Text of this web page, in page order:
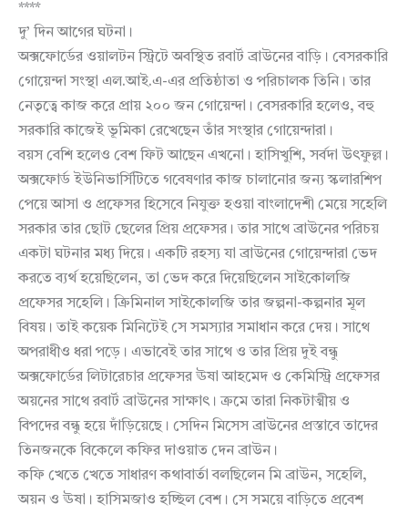
****
দু’ দিন আগের ঘটনা।
অক্সফোর্ডের ওয়ালটন স্ট্রিটে অবস্থিত রবার্ট ব্রাউনের বাড়ি। বেসরকারি
গোয়েন্দা সংস্থা এল.আই.এ-এর প্রতিষ্ঠাতা ও পরিচালক তিনি। তার
নেতৃত্বে কাজ করে প্রায় ২০০ জন গোয়েন্দা। বেসরকারি হলেও, বহু
সরকারি কাজেই ভূমিকা রেখেছেন তাঁর সংস্থার গোয়েন্দারা।
বয়স বেশি হলেও বেশ ফিট আছেন এখনো। হাসিখুশি, সর্বদা উৎফুল্ল।
অক্সফোর্ড ইউনিভার্সিটিতে গবেষণার কাজ চালানোর জন্য স্কলারশিপ
পেয়ে আসা ও প্রফেসর হিসেবে নিযুক্ত হওয়া বাংলাদেশী মেয়ে সহেলি
সরকার তার ছোট ছেলের প্রিয় প্রফেসর। তার সাথে ব্রাউনের পরিচয়
একটা ঘটনার মধ্য দিয়ে। একটি রহস্য যা ব্রাউনের গোয়েন্দারা ভেদ
করতে ব্যর্থ হয়েছিলেন, তা ভেদ করে দিয়েছিলেন সাইকোলজি
প্রফেসর সহেলি। ক্রিমিনাল সাইকোলজি তার জল্পনা-কল্পনার মূল
বিষয়। তাই কয়েক মিনিটেই সে সমস্যার সমাধান করে দেয়। সাথে
অপরাধীও ধরা পড়ে। এভাবেই তার সাথে ও তার প্রিয় দুই বন্ধু
অক্সফোর্ডের লিটারেচার প্রফেসর ঊষা আহমেদ ও কেমিস্ট্রি প্রফেসর
অয়নের সাথে রবার্ট ব্রাউনের সাক্ষাৎ। ক্রমে তারা নিকটাত্মীয় ও
বিপদের বন্ধু হয়ে দাঁড়িয়েছে। সেদিন মিসেস ব্রাউনের প্রস্তাবে তাদের
তিনজনকে বিকেলে কফির দাওয়াত দেন ব্রাউন।
কফি খেতে খেতে সাধারণ কথাবার্তা বলছিলেন মি ব্রাউন, সহেলি,
অয়ন ও ঊষা। হাসিমজাও হচ্ছিল বেশ। সে সময়ে বাড়িতে প্রবেশ